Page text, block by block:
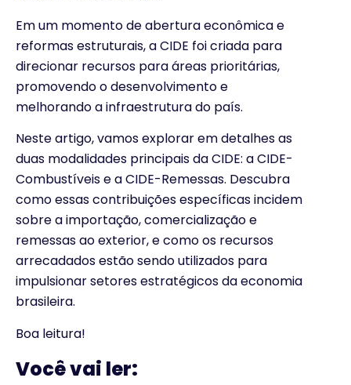
Em um momento de abertura econômica e
reformas estruturais, a CIDE foi criada para
direcionar recursos para áreas prioritárias,
promovendo o desenvolvimento e
melhorando a infraestrutura do país.
Neste artigo, vamos explorar em detalhes as
duas modalidades principais da CIDE: a CIDE-
Combustíveis e a CIDE-Remessas. Descubra
como essas contribuições específicas incidem
sobre a importação, comercialização e
remessas ao exterior, e como os recursos
arrecadados estão sendo utilizados para
impulsionar setores estratégicos da economia
brasileira.
Boa leitura!
Você vai ler: